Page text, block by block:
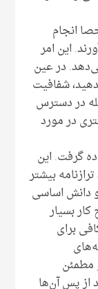
انجام
این امر
در عین
شفافیت
در دسترس
در مورد
گرفت. این
بیشتر
دانش اساسی
بسیار
برای
مطمئن
از پس آن‌ها